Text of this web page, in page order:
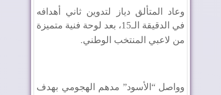
وعاد المتألق دياز لتدوين ثاني أهدافه
في الدقيقة الـ15، بعد لوحة فنية متميزة
من لاعبي المنتخب الوطني.
وواصل “الأسود” مدهم الهجومي بهدف